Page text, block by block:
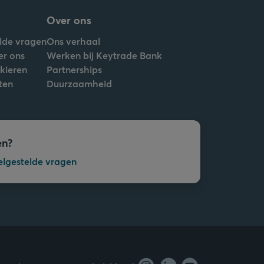
vragen
ons
Over ons
Ons verhaal
Werken bij Keytrade Bank
Partnerships
Duurzaamheid
vragen